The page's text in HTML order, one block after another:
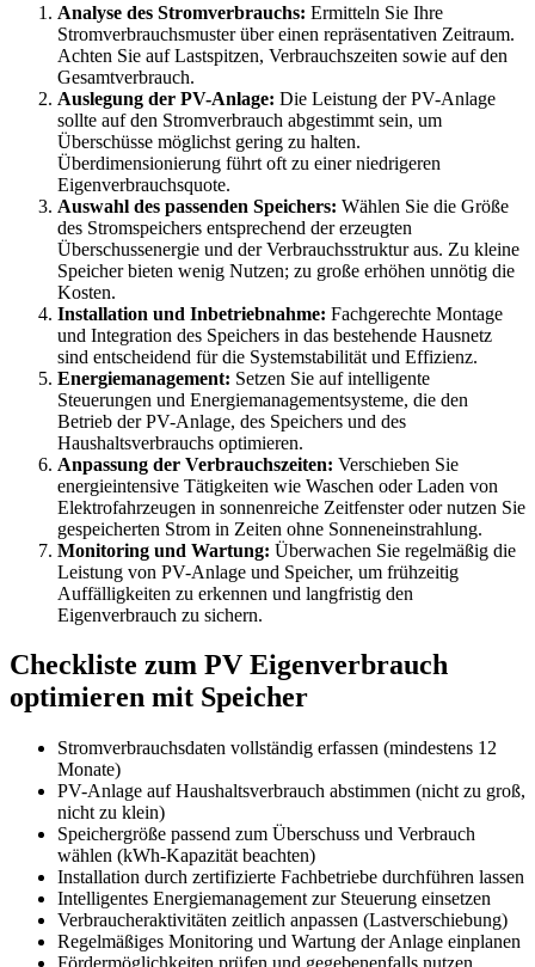
Analyse des Stromverbrauchs: Ermitteln Sie Ihre
Stromverbrauchsmuster über einen repräsentativen Zeitraum.
Achten Sie auf Lastspitzen, Verbrauchszeiten sowie auf den
Gesamtverbrauch.
Auslegung der PV-Anlage: Die Leistung der PV-Anlage
sollte auf den Stromverbrauch abgestimmt sein, um
Überschüsse möglichst gering zu halten.
Überdimensionierung führt oft zu einer niedrigeren
Eigenverbrauchsquote.
Auswahl des passenden Speichers: Wählen Sie die Größe
des Stromspeichers entsprechend der erzeugten
Überschussenergie und der Verbrauchsstruktur aus. Zu kleine
Speicher bieten wenig Nutzen; zu große erhöhen unnötig die
Kosten.
Installation und Inbetriebnahme: Fachgerechte Montage
und Integration des Speichers in das bestehende Hausnetz
sind entscheidend für die Systemstabilität und Effizienz.
Energiemanagement: Setzen Sie auf intelligente
Steuerungen und Energiemanagementsysteme, die den
Betrieb der PV-Anlage, des Speichers und des
Haushaltsverbrauchs optimieren.
Anpassung der Verbrauchszeiten: Verschieben Sie
energieintensive Tätigkeiten wie Waschen oder Laden von
Elektrofahrzeugen in sonnenreiche Zeitfenster oder nutzen Sie
gespeicherten Strom in Zeiten ohne Sonneneinstrahlung.
Monitoring und Wartung: Überwachen Sie regelmäßig die
Leistung von PV-Anlage und Speicher, um frühzeitig
Auffälligkeiten zu erkennen und langfristig den
Eigenverbrauch zu sichern.
Checkliste zum PV Eigenverbrauch
optimieren mit Speicher
Stromverbrauchsdaten vollständig erfassen (mindestens 12
Monate)
PV-Anlage auf Haushaltsverbrauch abstimmen (nicht zu groß,
nicht zu klein)
Speichergröße passend zum Überschuss und Verbrauch
wählen (kWh-Kapazität beachten)
Installation durch zertifizierte Fachbetriebe durchführen lassen
Intelligentes Energiemanagement zur Steuerung einsetzen
Verbraucheraktivitäten zeitlich anpassen (Lastverschiebung)
Regelmäßiges Monitoring und Wartung der Anlage einplanen